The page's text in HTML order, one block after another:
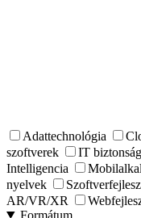
Adattechnológia
szoftverek
IT biztonság
Intelligencia
nyelvek
AR/VR/XR
Formátum